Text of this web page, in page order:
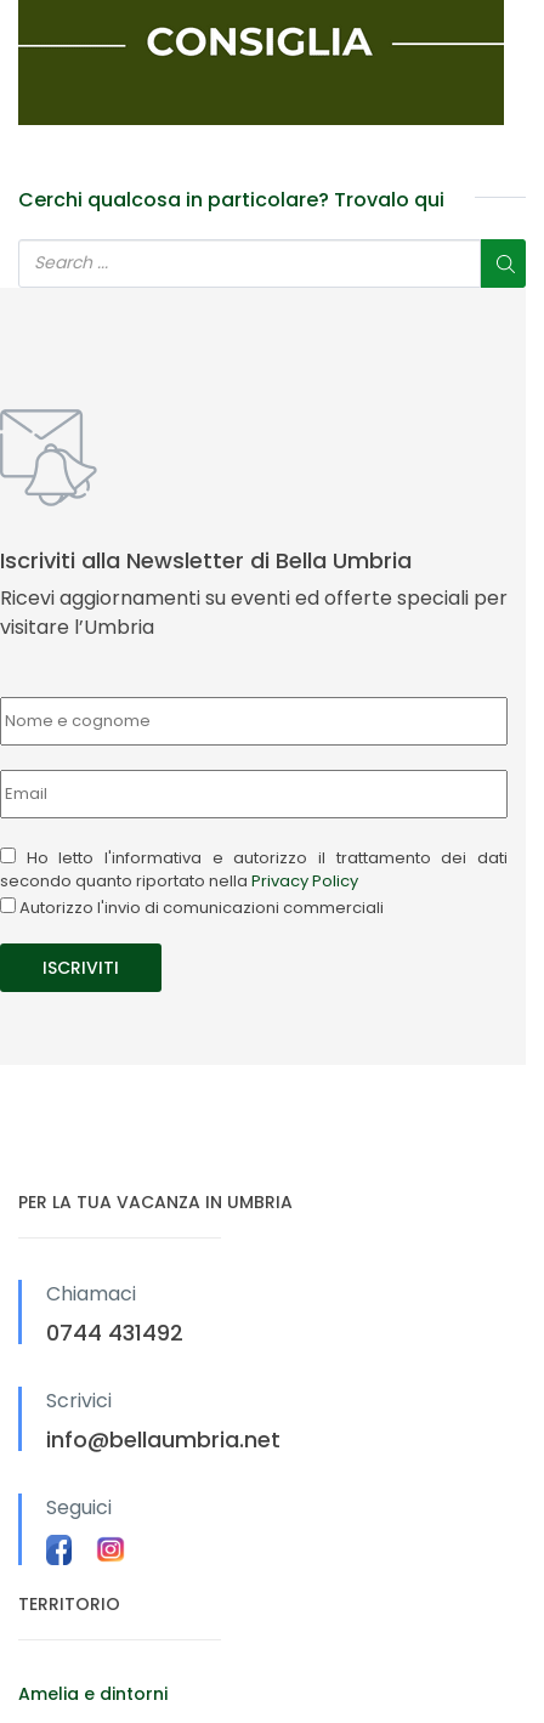
Cerchi qualcosa in particolare? Trovalo qui
Iscriviti alla Newsletter di Bella Umbria
Ricevi aggiornamenti su eventi ed offerte speciali per
visitare l’Umbria
Ho letto l'informativa e autorizzo il trattamento dei dati
secondo quanto riportato nella Privacy Policy
Autorizzo l'invio di comunicazioni commerciali
PER LA TUA VACANZA IN UMBRIA
Chiamaci
0744 431492
Scrivici
info@bellaumbria.net
Seguici
TERRITORIO
Amelia e dintorni